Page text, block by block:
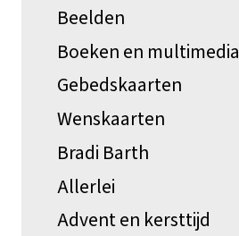
Beelden
Boeken en multimedia
Gebedskaarten
Wenskaarten
Bradi Barth
Allerlei
Advent en kersttijd